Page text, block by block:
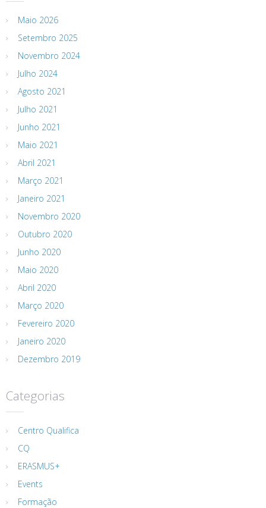
Maio 2026
Setembro 2025
Novembro 2024
Julho 2024
Agosto 2021
Julho 2021
Junho 2021
Maio 2021
Abril 2021
Março 2021
Janeiro 2021
Novembro 2020
Outubro 2020
Junho 2020
Maio 2020
Abril 2020
Março 2020
Fevereiro 2020
Janeiro 2020
Dezembro 2019
Categorias
Centro Qualifica
CQ
ERASMUS+
Events
Formação